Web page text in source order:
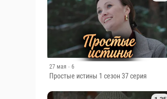
27 мая · 6
Простые истины 1 сезон 37 серия